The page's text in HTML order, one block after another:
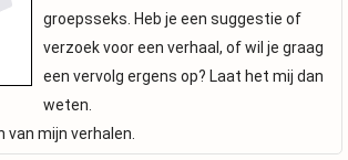
groepsseks. Heb je een suggestie of
verzoek voor een verhaal, of wil je graag
een vervolg ergens op? Laat het mij dan
weten.
mijn verhalen.